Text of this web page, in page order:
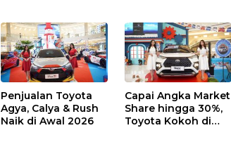
BBM
Penjualan Toyota
Agya, Calya & Rush
Naik di Awal 2026
Capai Angka Market
Share hingga 30%,
Toyota Kokoh di